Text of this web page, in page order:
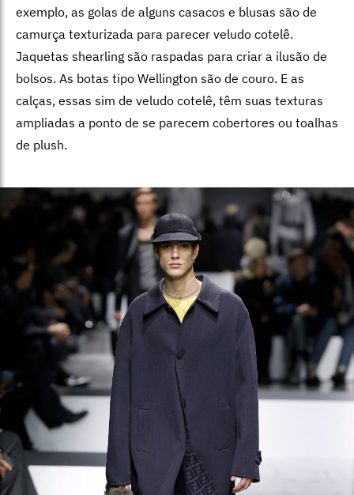
exemplo, as golas de alguns casacos e blusas são de
camurça texturizada para parecer veludo cotelê.
Jaquetas shearling são raspadas para criar a ilusão de
bolsos. As botas tipo Wellington são de couro. E as
calças, essas sim de veludo cotelê, têm suas texturas
ampliadas a ponto de se parecem cobertores ou toalhas
de plush.